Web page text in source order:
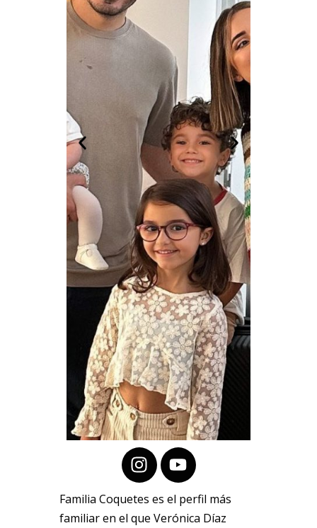
Familia Coquetes es el perfil más
familiar en el que Verónica Díaz